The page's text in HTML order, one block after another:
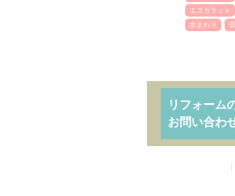
エコカラット
水まわり
リフォーム
お問い合わ